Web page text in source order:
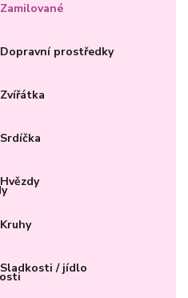
Zamilované
Dopravní prostředky
Zvířátka
Srdíčka
Hvězdy
Kruhy
Sladkosti / jídlo